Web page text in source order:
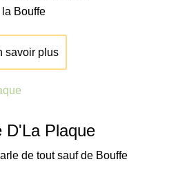
la Bouffe
savoir plus
D'La Plaque
de tout sauf de Bouffe